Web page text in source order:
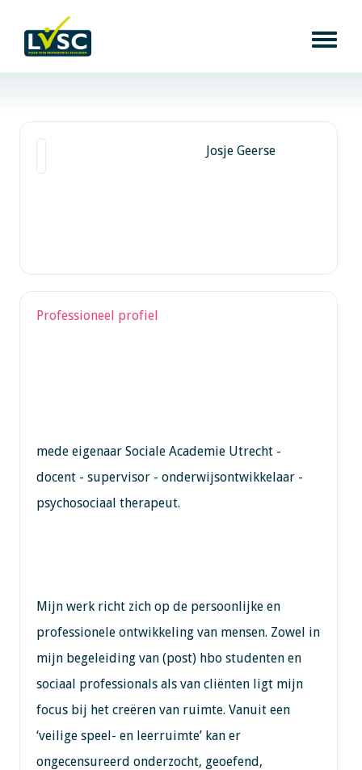
Josje Geerse
Professioneel profiel
mede eigenaar Sociale Academie Utrecht -
docent - supervisor - onderwijsontwikkelaar -
psychosociaal therapeut.
Mijn werk richt zich op de persoonlijke en
professionele ontwikkeling van mensen. Zowel in
mijn begeleiding van (post) hbo studenten en
sociaal professionals als van cliënten ligt mijn
focus bij het creëren van ruimte. Vanuit een
‘veilige speel- en leerruimte’ kan er
ongecensureerd onderzocht, geoefend,